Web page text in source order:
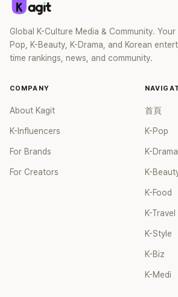
Global K-Culture Media & Community.
Pop, K-Beauty, K-Drama, and Korean
time rankings, news, and community.
COMPANY
About Kagit
K-Influencers
For Brands
For Creators
首頁
K-Pop
K-Drama
K-
K-Food
K-Travel
K-Style
K-Biz
K-Medi